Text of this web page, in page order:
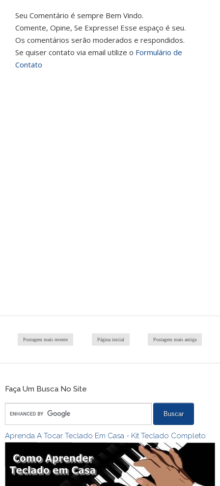
Seu Comentário é sempre Bem Vindo.
Comente, Opine, Se Expresse! Esse espaço é seu.
Os comentários serão moderados e respondidos.
Se quiser contato via email utilize o Formulário de
Contato
Postagem mais recente Postagem mais antiga
Página inicial
Faça Um Busca No Site
Aprenda A Tocar Teclado Em Casa - Kit Teclado Completo